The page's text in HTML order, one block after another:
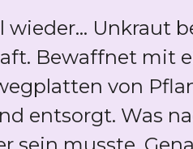
wieder... Unkraut
Bewaffnet mit
von
entsorgt. Was